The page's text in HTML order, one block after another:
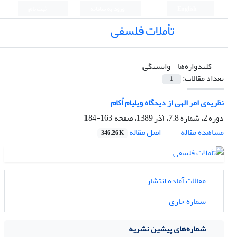
تأملات فلسفی
کلیدواژه‌ها =وابستگی
تعداد مقالات:
1
نظریه‌ی امر الهی از دیدگاه ویلیام اُکام
دوره 2، شماره 7.8، آذر 1389، صفحه
163-184
مشاهده مقاله
اصل مقاله 346.26 K
مقالات آماده انتشار
شماره جاری
شماره‌های پیشین نشریه